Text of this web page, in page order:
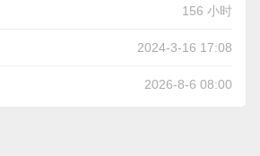
156 小时
2024-3-16 17:08
2026-8-6 08:00